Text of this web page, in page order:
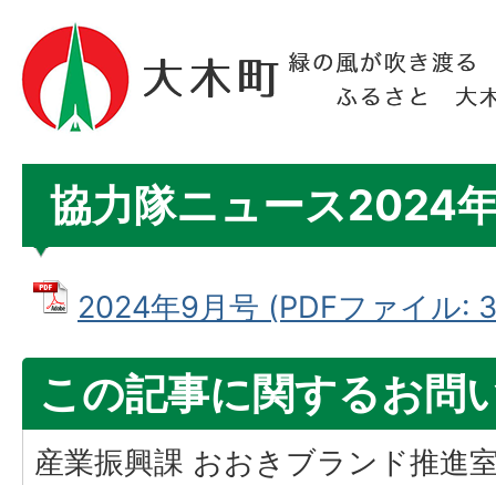
協力隊ニュース2024
2024年9月号 (PDFファイル:
この記事に関するお問
産業振興課 おおきブランド推進